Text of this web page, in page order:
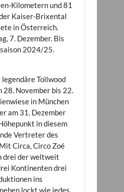
Kilometern und 81
Kaiser-Brixental
in Österreich.
7. Dezember. Bis
2024/25.
legendäre Tollwood
November bis 22.
in München
am 31. Dezember
in diesem
Vertreter des
Circa, Circo Zoé
drei der weltweit
Kontinenten drei
ins